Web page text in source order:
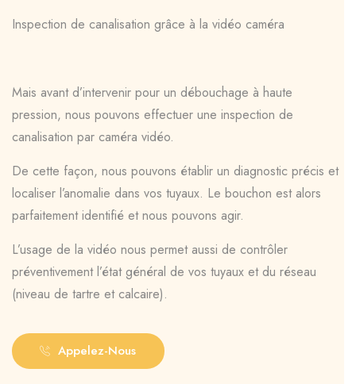
Inspection de canalisation grâce à la vidéo caméra
Mais avant d’intervenir pour un débouchage à haute
pression, nous pouvons effectuer une inspection de
canalisation par caméra vidéo.
De cette façon, nous pouvons établir un diagnostic précis et
localiser l’anomalie dans vos tuyaux. Le bouchon est alors
parfaitement identifié et nous pouvons agir.
L’usage de la vidéo nous permet aussi de contrôler
préventivement l’état général de vos tuyaux et du réseau
(niveau de tartre et calcaire).
Appelez-Nous